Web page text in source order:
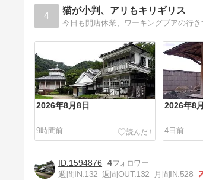
4 猫が小判、アリもキリギリス
今日も開店休業、ワーキングプアの行
2026年8月8日
9時間前
2026年8
4日前
1594876
4
週間IN:132 週間OUT:132 月間IN:528